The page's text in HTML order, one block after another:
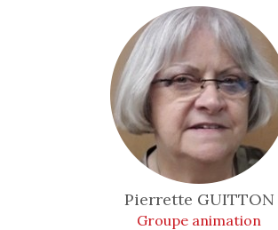
Pierrette GUITTON
Groupe animation